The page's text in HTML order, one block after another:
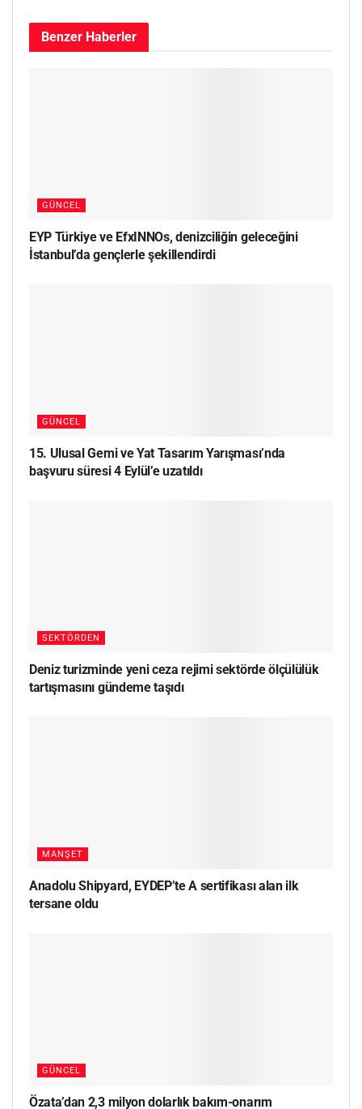
Benzer Haberler
GÜNCEL
EYP Türkiye ve EfxINNOs, denizciliğin geleceğini
İstanbul’da gençlerle şekillendirdi
GÜNCEL
15. Ulusal Gemi ve Yat Tasarım Yarışması’nda
başvuru süresi 4 Eylül’e uzatıldı
SEKTÖRDEN
Deniz turizminde yeni ceza rejimi sektörde ölçülülük
tartışmasını gündeme taşıdı
MANŞET
Anadolu Shipyard, EYDEP’te A sertifikası alan ilk
tersane oldu
GÜNCEL
Özata’dan 2,3 milyon dolarlık bakım-onarım